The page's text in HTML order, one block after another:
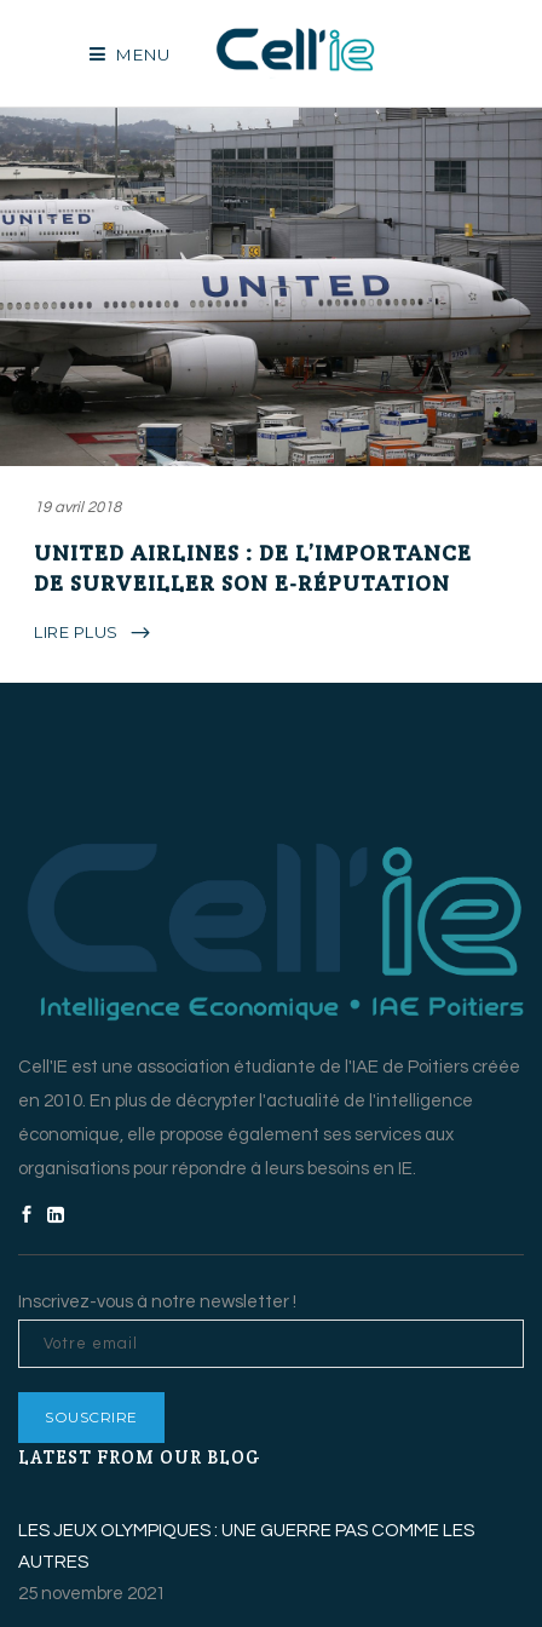
MENU
19 avril 2018
UNITED AIRLINES : DE L’IMPORTANCE
DE SURVEILLER SON E-RÉPUTATION
LIRE PLUS
Cell'IE est une association étudiante de l'IAE de Poitiers créée
en 2010. En plus de décrypter l'actualité de l'intelligence
économique, elle propose également ses services aux
organisations pour répondre à leurs besoins en IE.
Inscrivez-vous à notre newsletter !
LATEST FROM OUR BLOG
LES JEUX OLYMPIQUES : UNE GUERRE PAS COMME LES
AUTRES
25 novembre 2021